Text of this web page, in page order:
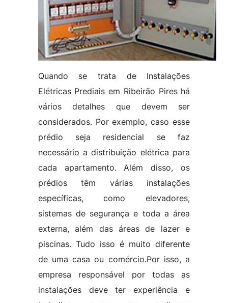
Quando se trata de Instalações
Elétricas Prediais em Ribeirão Pires há
vários detalhes que devem ser
considerados. Por exemplo, caso esse
prédio seja residencial se faz
necessário a distribuição elétrica para
cada apartamento. Além disso, os
prédios têm várias instalações
específicas, como elevadores,
sistemas de segurança e toda a área
externa, além das áreas de lazer e
piscinas. Tudo isso é muito diferente
de uma casa ou comércio.Por isso, a
empresa responsável por todas as
instalações deve ter experiência e